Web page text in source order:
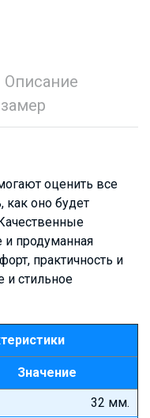
Описание
оценить все
как оно будет
и продуманная
практичность и
и стильное
Значение
32 мм.